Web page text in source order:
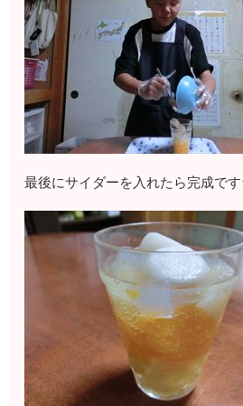
最後にサイダーを入れたら完成です